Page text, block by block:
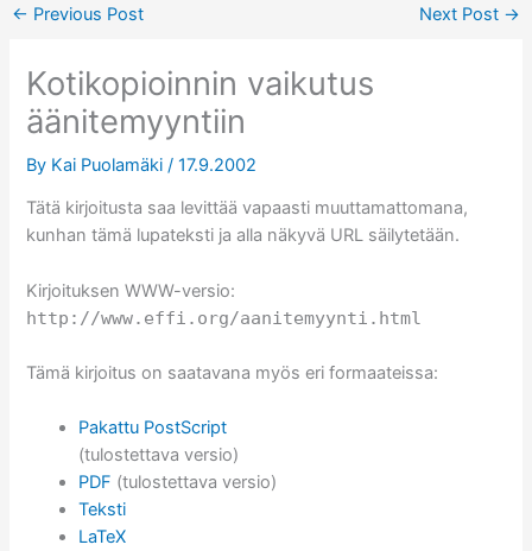
← Previous Post Next Post →
Kotikopioinnin vaikutus
äänitemyyntiin
By Kai Puolamäki/17.9.2002
Tätä kirjoitusta saa levittää vapaasti muuttamattomana,
kunhan tämä lupateksti ja alla näkyvä URL säilytetään.
Kirjoituksen WWW-versio:
http://www.effi.org/aanitemyynti.html
Tämä kirjoitus on saatavana myös eri formaateissa:
Pakattu PostScript
(tulostettava versio)
PDF (tulostettava versio)
Teksti
LaTeX